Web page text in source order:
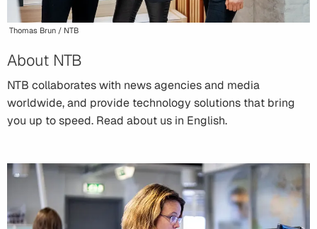
Thomas Brun / NTB
About NTB
NTB collaborates with news agencies and media
worldwide, and provide technology solutions that bring
you up to speed. Read about us in English.